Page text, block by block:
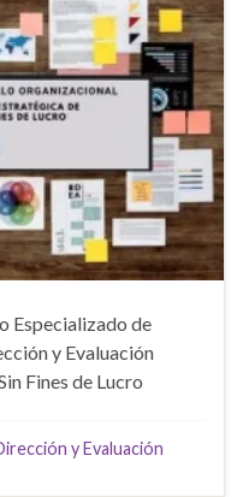
Especializado de
y Evaluación
Fines de Lucro
y Evaluación